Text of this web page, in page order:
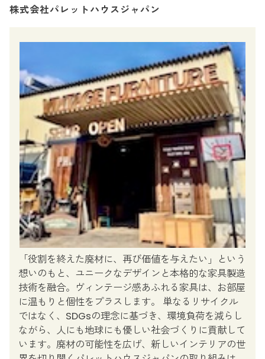
株式会社パレットハウスジャパン
「役割を終えた廃材に、再び価値を与えたい」という
想いのもと、ユニークなデザインと本格的な家具製造
技術を融合。ヴィンテージ感あふれる家具は、お部屋
に温もりと個性をプラスします。 単なるリサイクル
ではなく、SDGsの理念に基づき、環境負荷を減らし
ながら、人にも地球にも優しい社会づくりに貢献して
います。廃材の可能性を広げ、新しいインテリアの世